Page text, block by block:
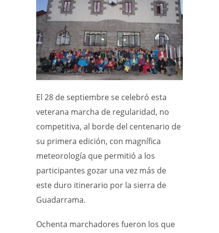
El 28 de septiembre se celebró esta
veterana marcha de regularidad, no
competitiva, al borde del centenario de
su primera edición, con magnífica
meteorología que permitió a los
participantes gozar una vez más de
este duro itinerario por la sierra de
Guadarrama.
Ochenta marchadores fueron los que